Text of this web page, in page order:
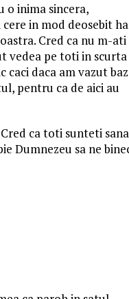
o inima sincera,
in mod deosebit
Cred ca nu m-ati
vedea pe toti in scurta
caci daca am vazut
pentru ca de aici au
ca toti sunteti
Dumnezeu sa ne